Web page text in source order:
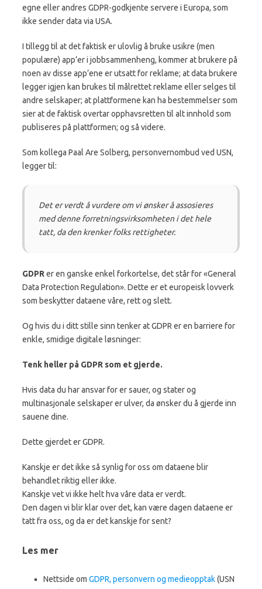
egne eller andres GDPR-godkjente servere i Europa, som
ikke sender data via USA.
I tillegg til at det faktisk er ulovlig å bruke usikre (men
populære) app’er i jobbsammenheng, kommer at brukere på
noen av disse app’ene er utsatt for reklame; at data brukere
legger igjen kan brukes til målrettet reklame eller selges til
andre selskaper; at plattformene kan ha bestemmelser som
sier at de faktisk overtar opphavsretten til alt innhold som
publiseres på plattformen; og så videre.
Som kollega Paal Are Solberg, personvernombud ved USN,
legger til:
Det er verdt å vurdere om vi ønsker å assosieres
med denne forretningsvirksomheten i det hele
tatt, da den krenker folks rettigheter.
GDPRer en ganske enkel forkortelse, det står for «General
Data Protection Regulation». Dette er et europeisk lovverk
som beskytter dataene våre, rett og slett.
Og hvis du i ditt stille sinn tenker at GDPR er en barriere for
enkle, smidige digitale løsninger:
Tenk heller på GDPR som et gjerde.
Hvis data du har ansvar for er sauer, og stater og
multinasjonale selskaper er ulver, da ønsker du å gjerde inn
sauene dine.
Dette gjerdet er GDPR.
Kanskje er det ikke så synlig for oss om dataene blir
behandlet riktig eller ikke.
Kanskje vet vi ikke helt hva våre data er verdt.
Den dagen vi blir klar over det, kan være dagen dataene er
tatt fra oss, og da er det kanskje for sent?
Les mer
Nettside om GDPR, personvern og medieopptak(USN